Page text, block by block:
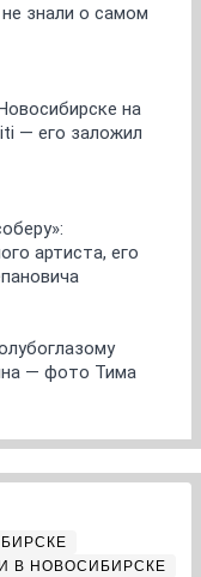
знали о самом
на
— его заложил
артиста, его
— фото Тима
В НОВОСИБИРСКЕ